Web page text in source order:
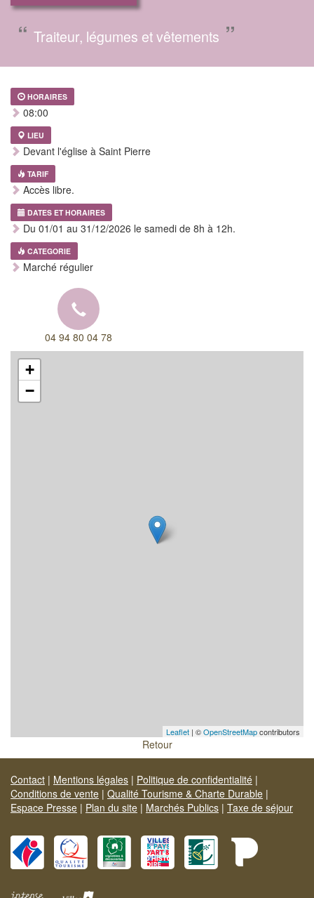
“ Traiteur, légumes et vêtements ”
HORAIRES
08:00
LIEU
Devant l'église à Saint Pierre
TARIF
Accès libre.
DATES ET HORAIRES
Du 01/01 au 31/12/2026 le samedi de 8h à 12h.
CATEGORIE
Marché régulier
04 94 80 04 78
+
−
Leaflet | ©OpenStreetMapcontributors
Retour
Contact | Mentions légales | Politique de confidentialité |
Conditions de vente | Qualité Tourisme & Charte Durable |
Espace Presse | Plan du site | Marchés Publics | Taxe de séjour